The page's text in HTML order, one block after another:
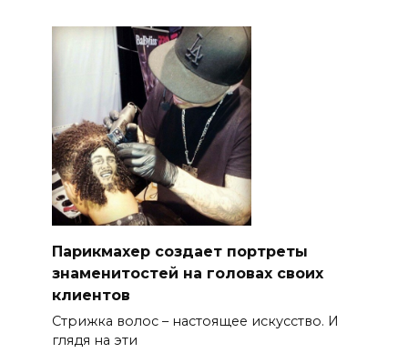
Парикмахер создает портреты
знаменитостей на головах своих
клиентов
Стрижка волос – настоящее искусство. И
глядя на эти